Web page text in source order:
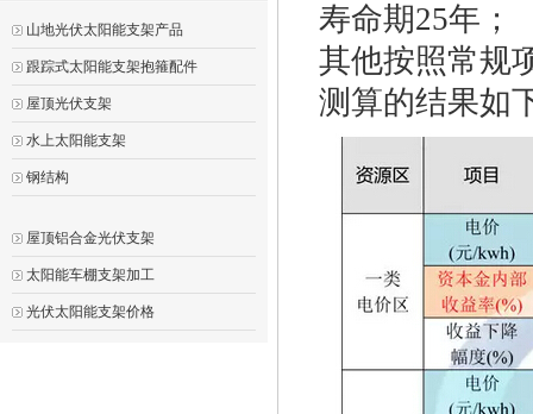
山地光伏太阳能支架产品
跟踪式太阳能支架抱箍配件
屋顶光伏支架
水上太阳能支架
钢结构
屋顶铝合金光伏支架
太阳能车棚支架加工
光伏太阳能支架价格
寿命期25年；
其他按照常规
测算的结果如